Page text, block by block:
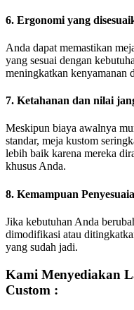
6. Ergonomi yang
Anda dapat memastikan
yang sesuai dengan
meningkatkan kenyamanan
7. Ketahanan dan nilai
Meskipun biaya awalnya
standar, meja kustom
lebih baik karena mereka
khusus Anda.
8. Kemampuan
Jika kebutuhan Anda
dimodifikasi atau
yang sudah jadi.
Kami Menyediakan
Custom :